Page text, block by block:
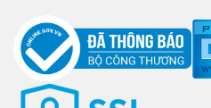
Liên hệ ngay Hotline:
Quạt hút gắn tường
ưu đãi nhất!